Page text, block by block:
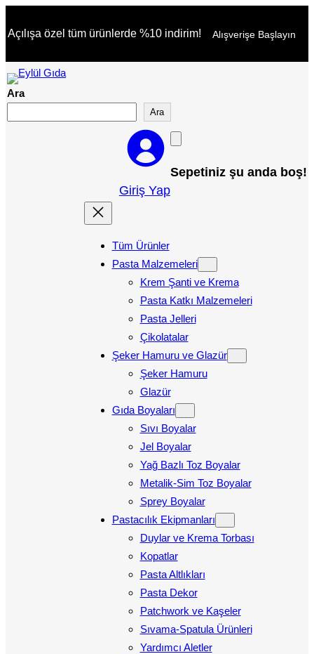
geç
Açılışa özel tüm ürünlerde %10 indirim! Alışverişe Başlayın
Ara
Ara
Giriş Yap
Sepetiniz şu anda boş!
Tüm Ürünler
Pasta Malzemeleri
Krem Şanti ve Krema
Pasta Katkı Malzemeleri
Pasta Jelleri
Çikolatalar
Şeker Hamuru ve Glazür
Şeker Hamuru
Glazür
Gıda Boyaları
Sıvı Boyalar
Jel Boyalar
Yağ Bazlı Toz Boyalar
Metalik-Sim Toz Boyalar
Sprey Boyalar
Pastacılık Ekipmanları
Duylar ve Krema Torbası
Kopatlar
Pasta Altlıkları
Pasta Dekor
Patchwork ve Kaşeler
Sıvama-Spatula Ürünleri
Yardımcı Aletler